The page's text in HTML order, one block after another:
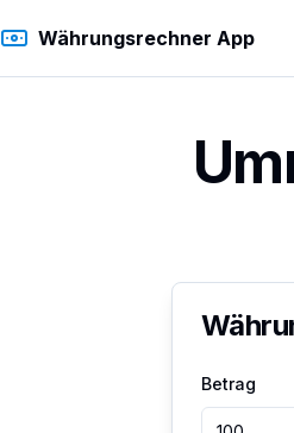
Währungsrechner App
Betrag